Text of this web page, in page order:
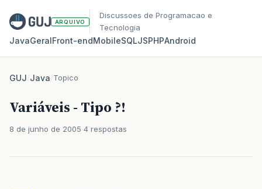
ARQUIVO
Discussoes de Programacao e
Tecnologia
JavaGeralFront‑endMobileSQLJSPHPAndroid
GUJ/Java/Topico
Variáveis - Tipo ?!
8 de junho de 2005 4 respostas